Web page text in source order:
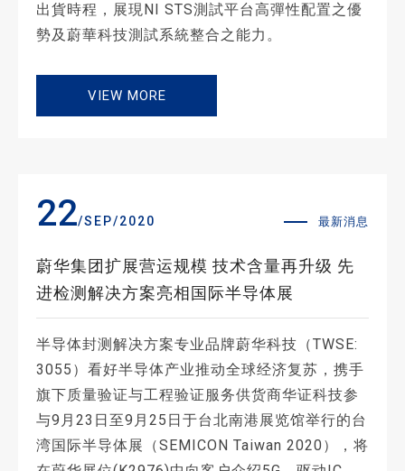
出貨時程，展現NI STS測試平台高彈性配置之優
勢及蔚華科技測試系統整合之能力。
VIEW MORE
22/SEP/2020 最新消息
蔚华集团扩展营运规模 技术含量再升级 先
进检测解决方案亮相国际半导体展
半导体封测解决方案专业品牌蔚华科技（TWSE:
3055）看好半导体产业推动全球经济复苏，携手
旗下质量验证与工程验证服务供货商华证科技参
与9月23日至9月25日于台北南港展览馆举行的台
湾国际半导体展（SEMICON Taiwan 2020），将